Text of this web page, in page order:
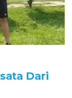
Dari